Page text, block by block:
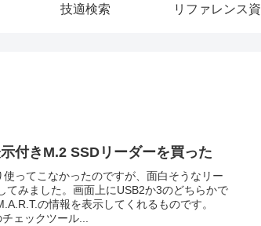
技適検索 リファレンス
付きM.2 SSDリーダーを買った
ってこなかったのですが、面白そうなリー
てみました。画面上にUSB2か3のどちらかで
の情報を表示してくれるものです。
ェックツール...